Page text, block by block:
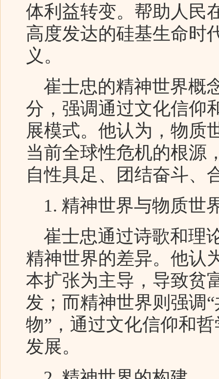
体利益转变。帮助人民
高度发达的硅基生命时
义。
崔士忠的精神世界概
分，强调通过文化信仰
展模式。他认为，物质
当前全球性危机的根源
自性具足、团结奋斗、
1. 精神世界与物质世
崔士忠通过诗歌和理
精神世界的差异。他认
本扩张为主导，导致贫
发；而精神世界则强调
物”，通过文化信仰和
发展。